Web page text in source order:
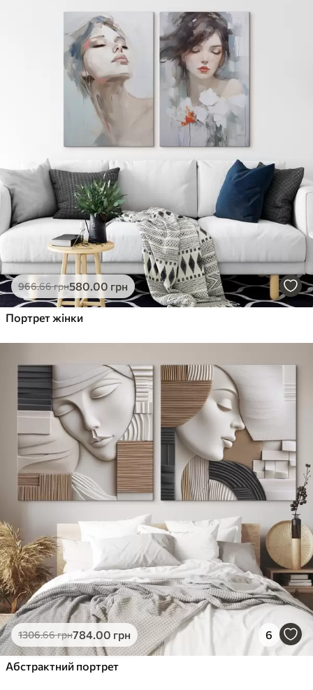
Яскраві, насичені кольори
Стійкість до вицвітання
Безпечне чорнило без запаху
Поверхня з текстурою полотна
Екологічний матеріал
.00грн
✓Яскраві, насичені кольори
Стійкість до вицвітання
Безпечне чорнило без запаху
✓Поверхня з текстурою полотна
Екологічний матеріал
Еко-Преміум
.00 грн
✓Яскраві, насичені кольори
✓Поверхня з текстурою полотна
✓ Екологічний матеріал
966.66грн580.00 грн
Портрет жінки
1306.66грн784.00 грн 6
Абстрактний портрет